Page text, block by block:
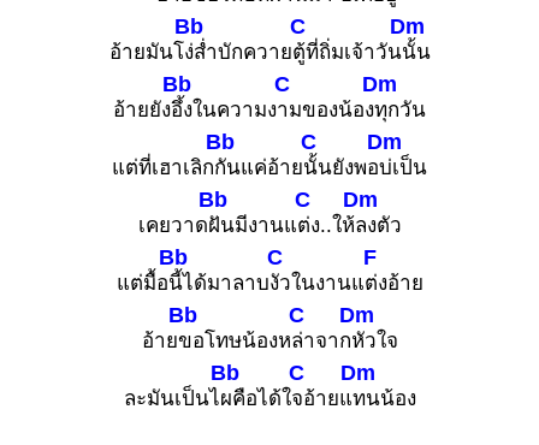
อ้ายมันโ
Bb
ง่ส่ำบักควาย
C
ตู้ที่ถิ่มเจ้าวัน
Dm
นั้น
อ้ายยัง
Bb
อึ้งในความง
C
ามของน้อง
Dm
ทุกวัน
แต่ที่เฮาเลิก
Bb
กันแค่อ้าย
C
นั้นยังพอ
Dm
บ่เป็น
เคยวาด
Bb
ฝันมีงานแ
C
ต่ง..ให้
Dm
ลงตัว
แต่มื้อ
Bb
นี้ได้มาลาบ
C
งัวในงานแ
F
ต่งอ้าย
อ้าย
Bb
ขอโทษน้องห
C
ล่าจาก
Dm
หัวใจ
ละมันเป็นไ
Bb
ผคือได้ใ
C
จอ้ายแ
Dm
ทนน้อง